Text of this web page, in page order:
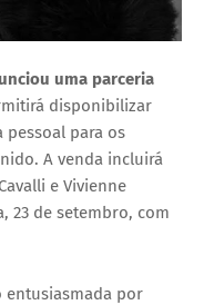
uma parceria
disponibilizar
pessoal para os
A venda incluirá
e Vivienne
23 de setembro, com
entusiasmada por